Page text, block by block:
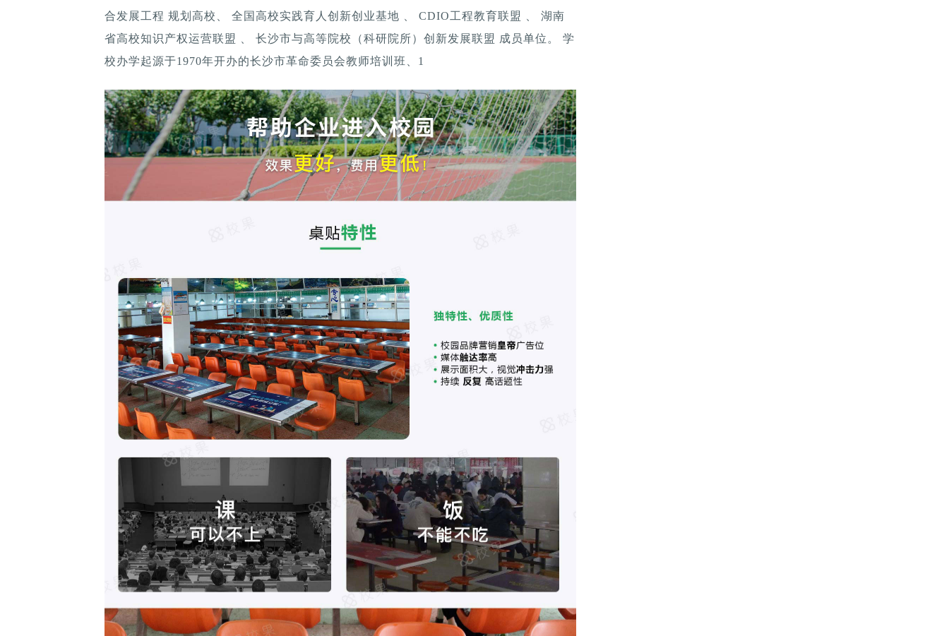
合发展工程 规划高校、 全国高校实践育人创新创业基地 、 CDIO工程教育联盟 、 湖南
省高校知识产权运营联盟 、 长沙市与高等院校（科研院所）创新发展联盟 成员单位。 学
校办学起源于1970年开办的长沙市革命委员会教师培训班、1